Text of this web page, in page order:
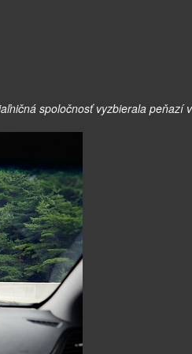
spoločnosť vyzbierala peňazí